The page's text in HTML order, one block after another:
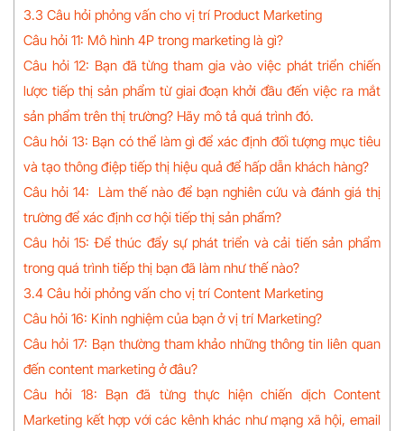
3.3 Câu hỏi phỏng vấn cho vị trí Product Marketing
Câu hỏi 11: Mô hình 4P trong marketing là gì?
Câu hỏi 12: Bạn đã từng tham gia vào việc phát triển chiến
lược tiếp thị sản phẩm từ giai đoạn khởi đầu đến việc ra mắt
sản phẩm trên thị trường? Hãy mô tả quá trình đó.
Câu hỏi 13: Bạn có thể làm gì để xác định đối tượng mục tiêu
và tạo thông điệp tiếp thị hiệu quả để hấp dẫn khách hàng?
Câu hỏi 14: Làm thế nào để bạn nghiên cứu và đánh giá thị
trường để xác định cơ hội tiếp thị sản phẩm?
Câu hỏi 15: Để thúc đẩy sự phát triển và cải tiến sản phẩm
trong quá trình tiếp thị bạn đã làm như thế nào?
3.4 Câu hỏi phỏng vấn cho vị trí Content Marketing
Câu hỏi 16: Kinh nghiệm của bạn ở vị trí Marketing?
Câu hỏi 17: Bạn thường tham khảo những thông tin liên quan
đến content marketing ở đâu?
Câu hỏi 18: Bạn đã từng thực hiện chiến dịch Content
Marketing kết hợp với các kênh khác như mạng xã hội, email